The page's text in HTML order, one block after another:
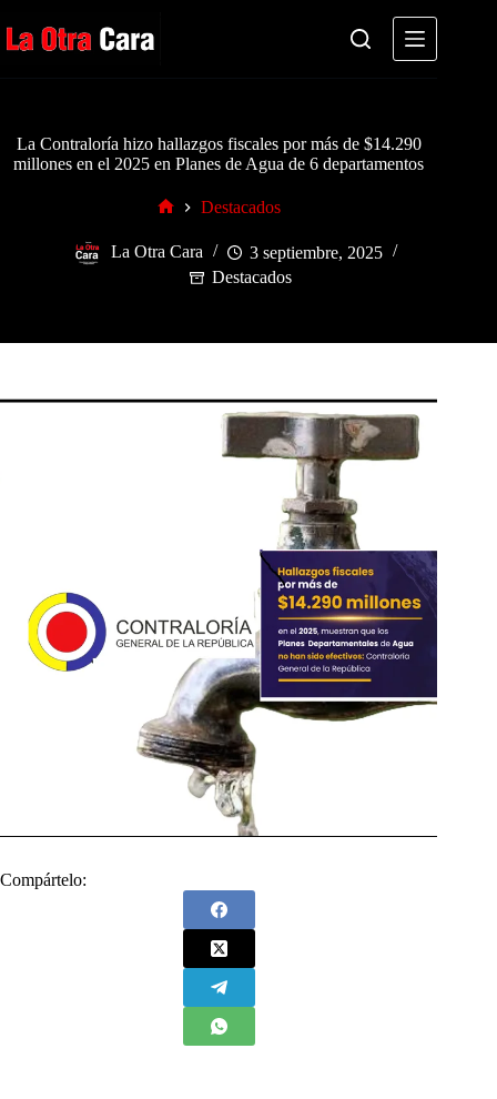
al
contenido
La Contraloría hizo hallazgos fiscales por más de $14.290
millones en el 2025 en Planes de Agua de 6 departamentos
Destacados
La Otra Cara
3 septiembre, 2025
Destacados
Compártelo: